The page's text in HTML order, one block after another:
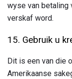
wyse van betaling
verskaf word.
15. Gebruik u
Dit is een van die
Amerikaanse